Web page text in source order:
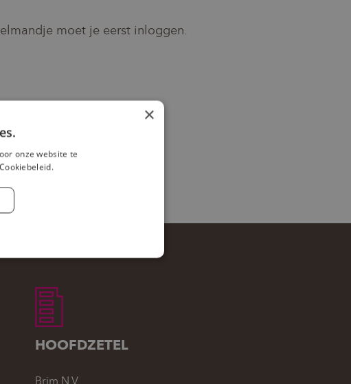
moet je eerst inloggen.
HOOFDZETEL
Brim N.V.
×
onze website te